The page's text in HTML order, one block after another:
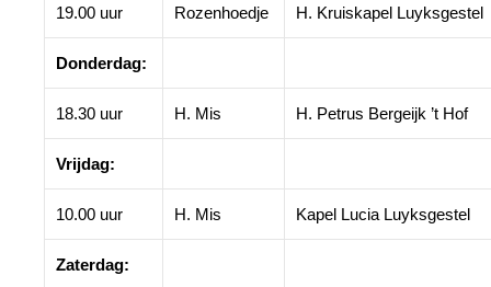
19.00 uur Rozenhoedje H. Kruiskapel Luyksgestel
Donderdag:
18.30 uur H. Mis H. Petrus Bergeijk ’t Hof
Vrijdag:
10.00 uur H. Mis Kapel Lucia Luyksgestel
Zaterdag: